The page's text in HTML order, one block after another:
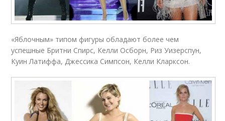
«Яблочным» типом фигуры обладают более чем
успешные Бритни Спирс, Келли Осборн, Риз Уизерспун,
Куин Латиффа, Джессика Симпсон, Келли Кларксон.